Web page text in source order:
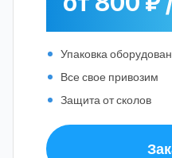
Упаковка
Все свое привозим
Защита от сколов